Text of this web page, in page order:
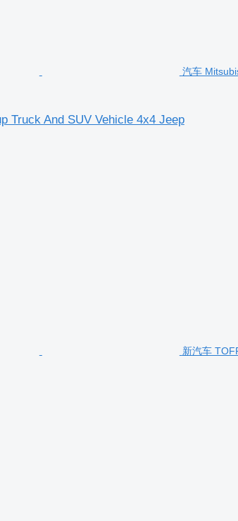
汽车
Truck And SUV Vehicle 4x4 Jeep
新汽车